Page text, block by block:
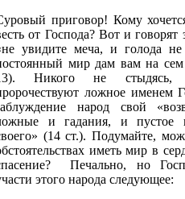
приговор! Кому
от Господа? Вот и говорят
увидите меча, и голода
мир дам вам на
Никого не стыдясь,
ложное именем
народ свой
и гадания, и пустое
(14 ст.). Подумайте,
иметь мир в
Печально, но
этого народа следующее: